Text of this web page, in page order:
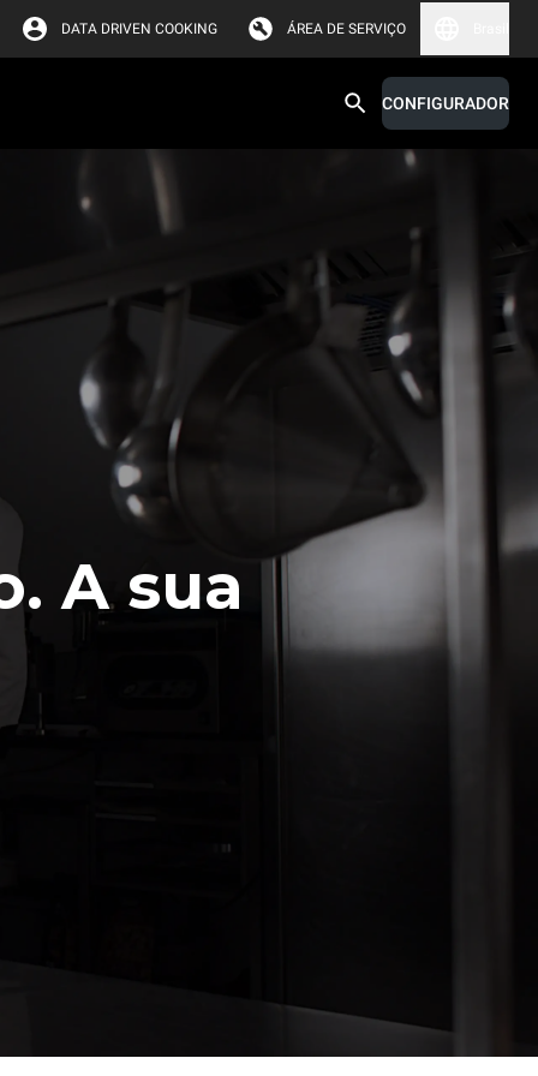
DATA DRIVEN COOKING ÁREA DE SERVIÇO
CONFIGURADOR
A sua